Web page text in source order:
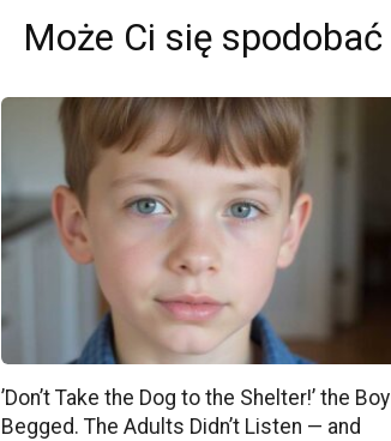
Może Ci się spodobać
’Don’t Take the Dog to the Shelter!’ the Boy
Begged. The Adults Didn’t Listen — and